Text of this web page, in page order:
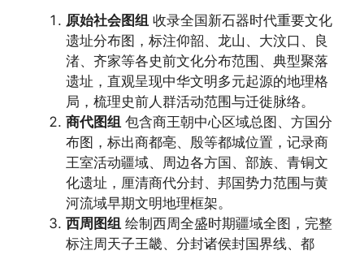
原始社会图组 收录全国新石器时代重要文化
遗址分布图，标注仰韶、龙山、大汶口、良
渚、齐家等各史前文化分布范围、典型聚落
遗址，直观呈现中华文明多元起源的地理格
局，梳理史前人群活动范围与迁徙脉络。
商代图组 包含商王朝中心区域总图、方国分
布图，标出商都亳、殷等都城位置，记录商
王室活动疆域、周边各方国、部族、青铜文
化遗址，厘清商代分封、邦国势力范围与黄
河流域早期文明地理框架。
西周图组 绘制西周全盛时期疆域全图，完整
标注周天子王畿、分封诸侯封国界线、都